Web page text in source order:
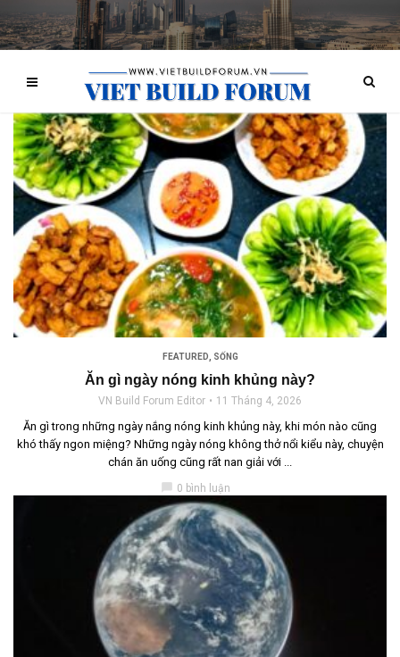
FEATURED, SỐNG
Ăn gì ngày nóng kinh khủng này?
VN Build Forum Editor 11 Tháng 4, 2026
Ăn gì trong những ngày nắng nóng kinh khủng này, khi món nào cũng
khó thấy ngon miệng? Những ngày nóng không thở nổi kiểu này, chuyện
chán ăn uống cũng rất nan giải với ...
chat_bubble 0 bình luận